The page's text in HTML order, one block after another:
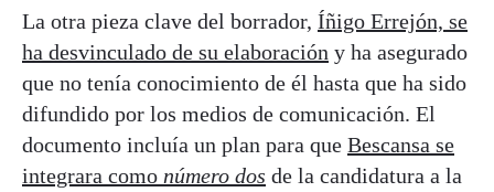
La otra pieza clave del borrador, Íñigo Errejón, se
ha desvinculado de su elaboración y ha asegurado
que no tenía conocimiento de él hasta que ha sido
difundido por los medios de comunicación. El
documento incluía un plan para que Bescansa se
integrara como número dos de la candidatura a la